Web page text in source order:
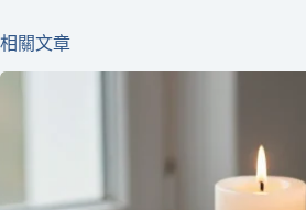
相關文章